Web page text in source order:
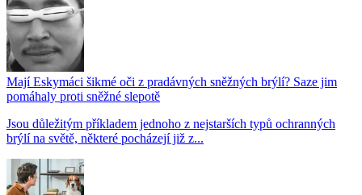
Mají Eskymáci šikmé oči z pradávných sněžných brýlí? Saze jim
pomáhaly proti sněžné slepotě
Jsou důležitým příkladem jednoho z nejstarších typů ochranných
brýlí na světě, některé pocházejí již z...